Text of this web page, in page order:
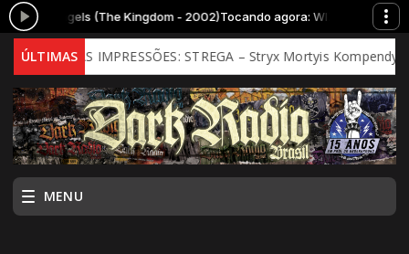
Angels (The Kingdom - 2002)Tocando agora: WIZARDS - Fallen
ÚLTIMASIMPRESSÕES: STREGA – Stryx Mortyis Kompendyum
MENU